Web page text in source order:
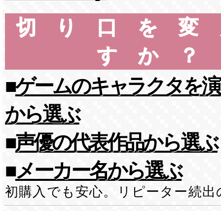
切り口を
すか？
■ゲームのキャラクタを
から選ぶ
■声優の代表作品から選ぶ
■メーカー名から選ぶ
初購入でも安心。リピーター続出